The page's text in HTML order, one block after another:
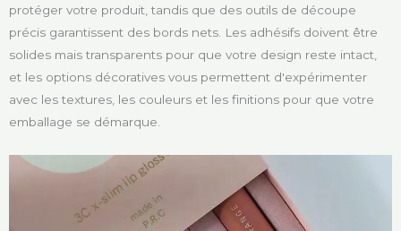
protéger votre produit, tandis que des outils de découpe
précis garantissent des bords nets. Les adhésifs doivent être
solides mais transparents pour que votre design reste intact,
et les options décoratives vous permettent d'expérimenter
avec les textures, les couleurs et les finitions pour que votre
emballage se démarque.